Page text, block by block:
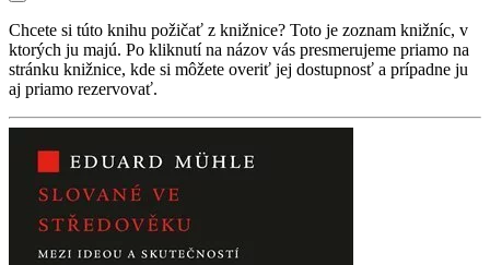
Chcete si túto knihu požičať z knižnice? Toto je zoznam knižníc, v
ktorých ju majú. Po kliknutí na názov vás presmerujeme priamo na
stránku knižnice, kde si môžete overiť jej dostupnosť a prípadne ju
aj priamo rezervovať.